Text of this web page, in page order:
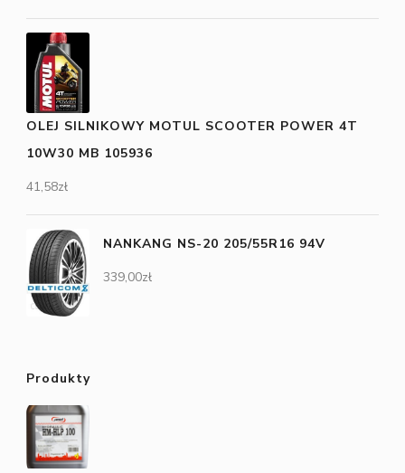
OLEJ SILNIKOWY MOTUL SCOOTER POWER 4T
10W30 MB 105936
41,58zł
NANKANG NS-20 205/55R16 94V
339,00zł
Produkty